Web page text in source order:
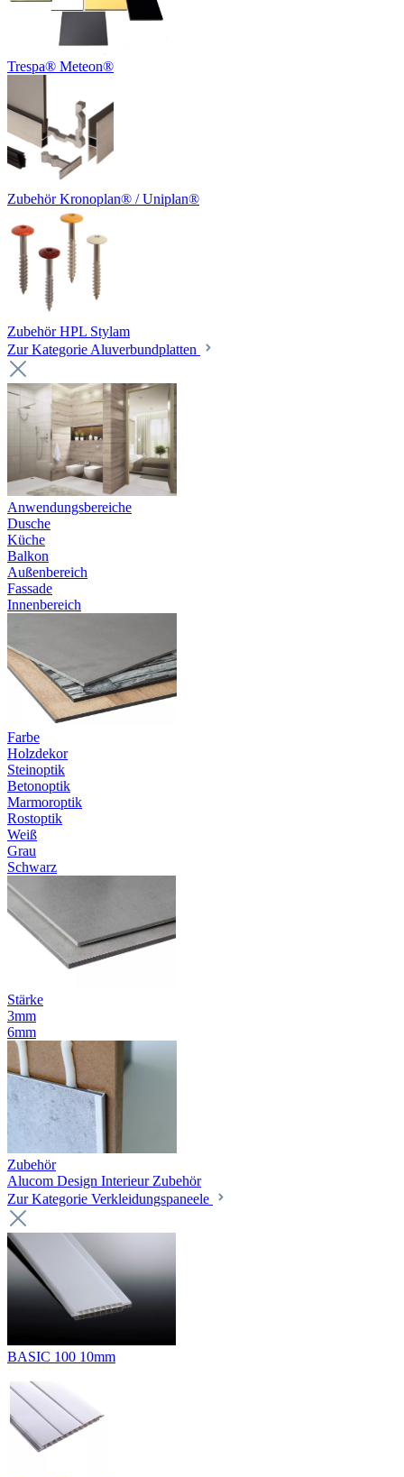
Trespa® Meteon®
Zubehör Kronoplan® / Uniplan®
Zubehör HPL Stylam
Zur Kategorie Aluverbundplatten
Anwendungsbereiche
Dusche
Küche
Balkon
Außenbereich
Fassade
Innenbereich
Farbe
Holzdekor
Steinoptik
Betonoptik
Marmoroptik
Rostoptik
Weiß
Grau
Schwarz
Stärke
3mm
6mm
Zubehör
Alucom Design Interieur Zubehör
Zur Kategorie Verkleidungspaneele
BASIC 100 10mm